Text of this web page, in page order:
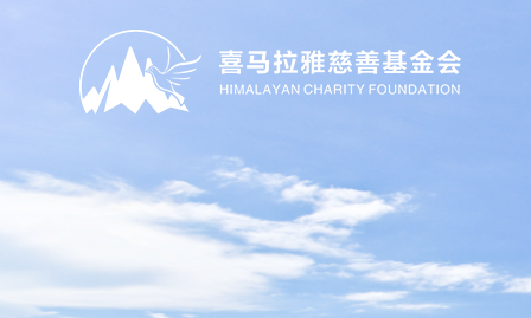
没有什么比孩子们的笑
也许因为您的一次帮助